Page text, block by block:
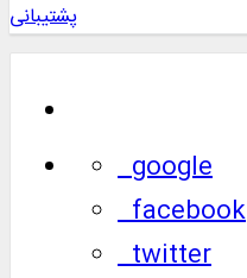
پشتیبانی
google
facebook
twitter